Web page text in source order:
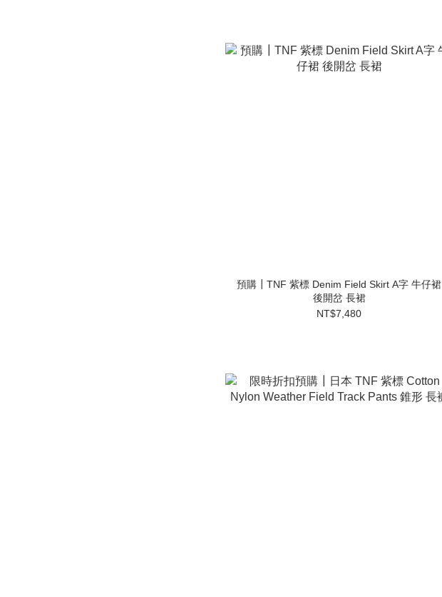
預購┃TNF 紫標 Denim Field Skirt A字 牛仔裙
後開岔 長裙
NT$7,480